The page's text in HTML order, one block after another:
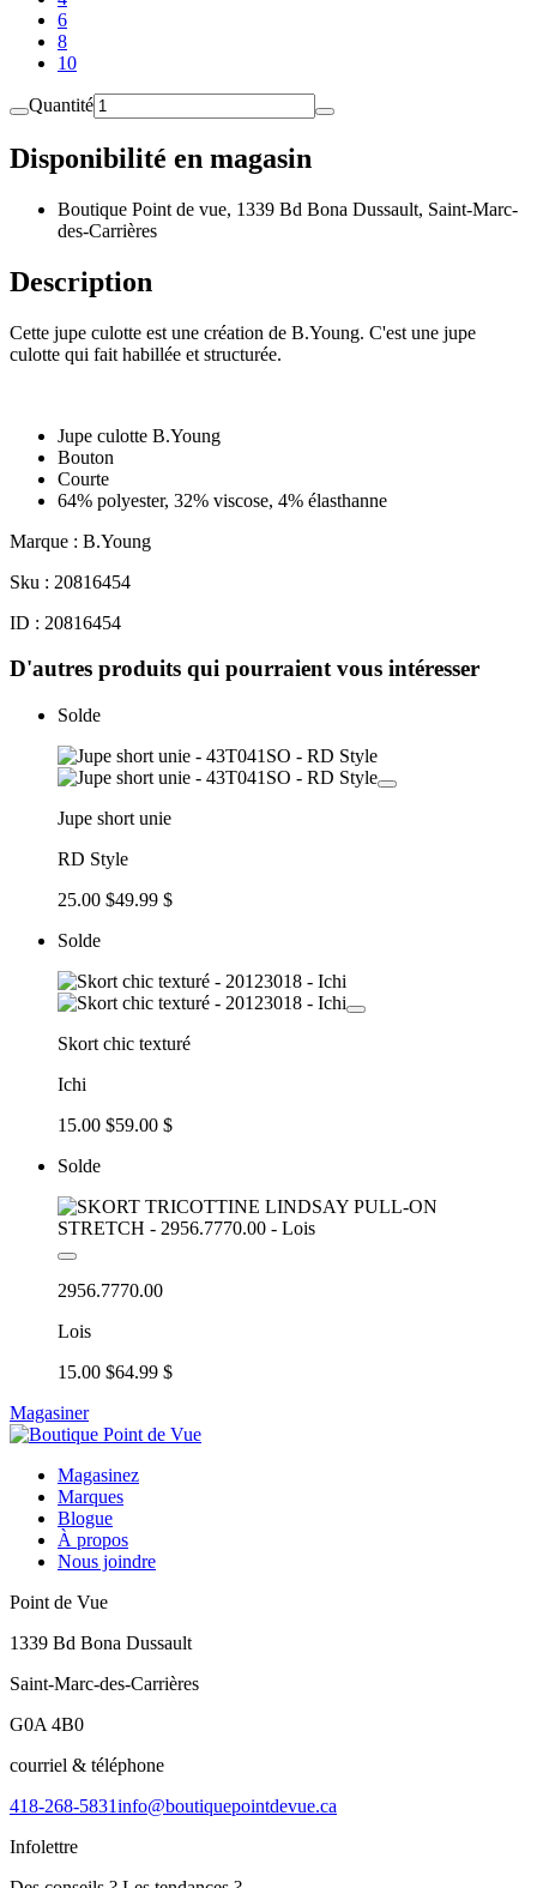
6
8
10
Quantité
Disponibilité en magasin
Boutique Point de vue, 1339 Bd Bona Dussault, Saint-Marc-
des-Carrières
Description
Cette jupe culotte est une création de B.Young. C'est une jupe
culotte qui fait habillée et structurée.
Jupe culotte B.Young
Bouton
Courte
64% polyester, 32% viscose, 4% élasthanne
Marque : B.Young
Sku : 20816454
ID : 20816454
D'autres produits qui pourraient vous intéresser
Solde
Jupe short unie
RD Style
25.00 $49.99 $
Solde
Skort chic texturé
Ichi
15.00 $59.00 $
Solde
2956.7770.00
Lois
15.00 $64.99 $
Magasiner
Magasinez
Marques
Blogue
À propos
Nous joindre
Point de Vue
1339 Bd Bona Dussault
Saint-Marc-des-Carrières
G0A 4B0
courriel & téléphone
418-268-5831info@boutiquepointdevue.ca
Infolettre